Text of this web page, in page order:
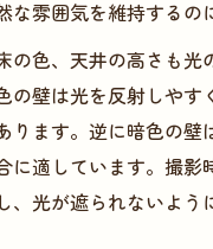
ジオの広角レンズ活
足を補うフォトスタ
タジオでのISO設定と
な雰囲気を維持するの
の色、天井の高さも光
の壁は光を反射しやす
ります。逆に暗色の壁
に適しています。撮影
、光が遮られないよう